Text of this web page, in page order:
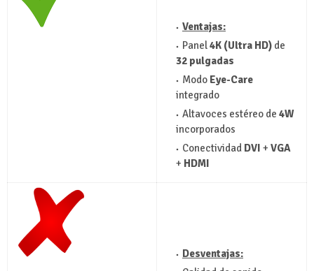
Ventajas:
Panel4K (Ultra HD) de
32 pulgadas
Modo Eye-Care
integrado
Altavoces estéreo de 4W
incorporados
Conectividad DVI + VGA
+ HDMI
Desventajas: